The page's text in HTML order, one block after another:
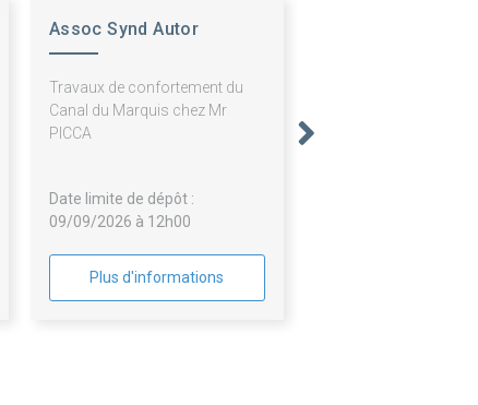
Assoc Synd Autor
Travaux de confortement du
Canal du Marquis chez Mr
PICCA
Date limite de dépôt :
09/09/2026 à 12h00
Plus d'informations